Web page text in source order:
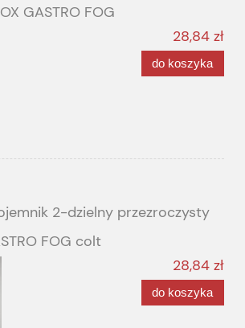
GASTRO FOG
28,84 zł
do koszyka
2-dzielny przezroczysty
FOG colt
28,84 zł
do koszyka